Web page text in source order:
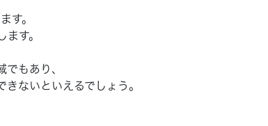
す。
す。
もあり、
ないといえるでしょう。